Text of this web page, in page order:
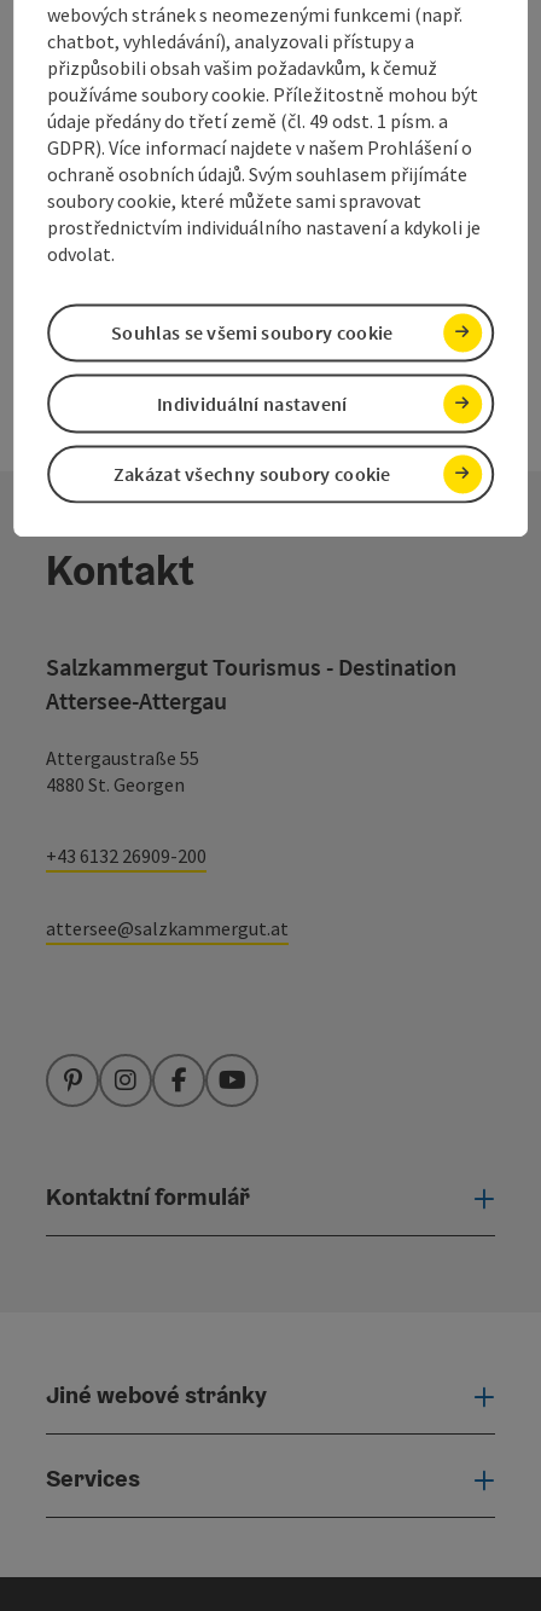
WSCW - Wassersportclub
Wiesinger
MSW Nußdorf am Attersee bylo založeno v roce 1985.
Nußdorf am Attersee
telefon
+43 7666 8094-0
Otevírací doba
PO Otevřeno v pondělí
ÚTOtevřeno v úterý
STOtevřeno ve středu
ČTOtevřeno ve čtvrtek
PÁOtevřeno v pátek
SOOtevřeno v sobotu
NEOtevřeno v neděli
SVOtevřeno o svátcích
Kontakt
Salzkammergut Tourismus - Destination
Attersee-Attergau
Attergaustraße 55
4880 St. Georgen
+43 6132 26909-200
attersee@salzkammergut.at
PinterestInstagramFacebookYouTube
Kontaktní formulář
Jiné webové stránky
Services
webových stránek s neomezenými funkcemi (např.
chatbot, vyhledávání), analyzovali přístupy a
přizpůsobili obsah vašim požadavkům, k čemuž
používáme soubory cookie. Příležitostně mohou být
údaje předány do třetí země (čl. 49 odst. 1 písm. a
GDPR). Více informací najdete v našem Prohlášení o
ochraně osobních údajů. Svým souhlasem přijímáte
soubory cookie, které můžete sami spravovat
prostřednictvím individuálního nastavení a kdykoli je
odvolat.
Zakázat všechny soubory cookie
Individuální nastavení
Souhlas se všemi soubory cookie